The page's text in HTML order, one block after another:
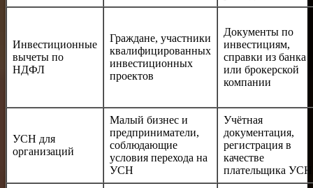
Инвестиционные
вычеты по
НДФЛ
Граждане, участники
квалифицированных
инвестиционных
проектов
Документы по
инвестициям,
справки из банка
или брокерской
компании
УСН для
организаций
Малый бизнес и
предприниматели,
соблюдающие
условия перехода на
УСН
Учётная
документация,
регистрация в
качестве
плательщика УСН